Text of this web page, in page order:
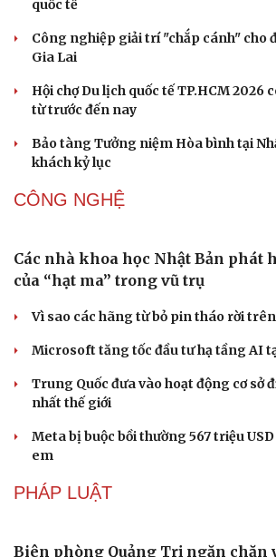
Phòng mạch online
Những hương vị đưa TP.HCM
ẩm thực đường phố hàng đầu thế
quốc tế
Gia Lai
Hội chợ Du lịch quốc tế TP.HCM 2026
Bảo tàng Tưởng niệm Hòa bình tại
khách kỷ lục
CÔNG NGHỆ
Các nhà khoa học Nhật Bản phát
Microsoft tăng tốc đầu tư hạ tầng AI